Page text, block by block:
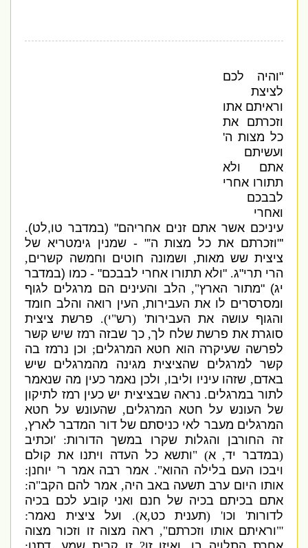
והיה לכם
לציצת
וראיתם אתו
וזכרתם את
כל מצות ה
ועשיתם
אתם ולא
תתורו אחרי
לבבכם
ואחרי
עיניכם אשר אתם זנים אחריהם" (במדבר טו,לט).
וזכרתם את כל מצות ה " -שמנין גימטריא של
ציצית שש מאות,ושמונה חוטים וחמשה קשרים,
הרי תרי"ג.
"ולא תתורו אחרי לבבכם" - כמו(במדבר
) " מתור הארץ",הלב והעינים הם מרגלים לגוף
ומסרסרים לו את העבירות,העין רואה והלב חומד
והגוף עושה את העבירות' ( רש"י).פרשת ציצית
סוגרת את פרשת שלח לך,כך שבזה רמז שיש קשר
לפרשה שעיקרה הוא חטא המרגלים;וכן נרמז בה
קשר למרגלים שהציצית מגינה מהמרגלים שיש
באדם,שזהו עיניו וליבו,ולכן נאמר כעין מה שנאמר
לתור במרגלים.נראה שבציצית יש כעין רמז לתיקון
של העונש על חטא המרגלים,שהעונש על חטא
המרגלים מעבר לאי כניסתם של דור המדבר לארץ,
זה החורבן והגלות שקרו במשך ה דורות: ' וכתיב
במדבר יד ,א )
" ותשא כל העדה ויתנו את קולם
ויבכו העם בלילה ההוא".אמר רבה אמר ר 'יוחנן:
אותו היום ערב תשעה באב היה,אמר להם הקב"ה:
אתם בכיתם בכיה של חנם ואני קובע לכם בכיה
לדורות'וכו' ( תענית כט,א). ועל ציצית נאמר:
וראיתם אותו וזכרתם",ראה מצוה זו וזכור מצוה